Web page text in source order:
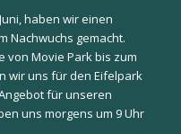
haben wir einen
Nachwuchs gemacht.
von Movie Park bis zum
wir uns für den Eifelpark
für unseren
uns morgens um 9 Uhr